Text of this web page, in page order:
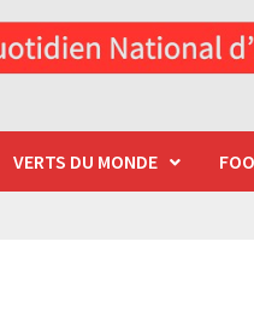
VERTS DU MONDE